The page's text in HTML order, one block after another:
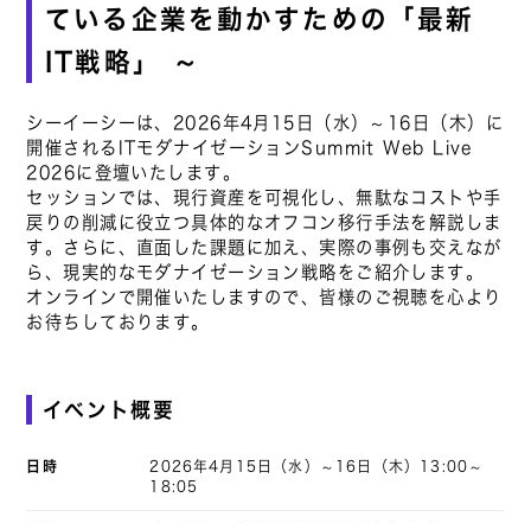
ている企業を動かすための「最新
IT戦略」 ～
シーイーシーは、2026年4月15日（水）～16日（木）に
開催されるITモダナイゼーションSummit Web Live
2026に登壇いたします。
セッションでは、現行資産を可視化し、無駄なコストや手
戻りの削減に役立つ具体的なオフコン移行手法を解説しま
す。さらに、直面した課題に加え、実際の事例も交えなが
ら、現実的なモダナイゼーション戦略をご紹介します。
オンラインで開催いたしますので、皆様のご視聴を心より
お待ちしております。
イベント概要
日時
2026年4月15日（水）～16日（木）13:00～
18:05